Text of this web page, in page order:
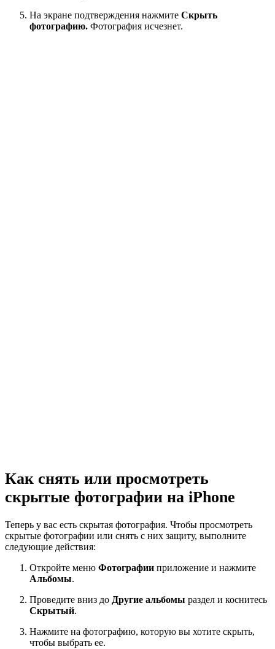
На экране подтверждения нажмите Скрыть
фотографию. Фотография исчезнет.
Как снять или просмотреть
скрытые фотографии на iPhone
Теперь у вас есть скрытая фотография. Чтобы просмотреть
скрытые фотографии или снять с них защиту, выполните
следующие действия:
Откройте меню Фотографии приложение и нажмите
Альбомы.
Проведите вниз до Другие альбомы раздел и коснитесь
Скрытый.
Нажмите на фотографию, которую вы хотите скрыть,
чтобы выбрать ее.